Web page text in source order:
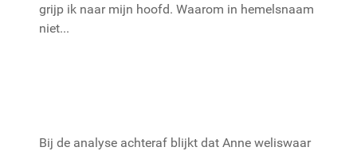
grijp ik naar mijn hoofd. Waarom in hemelsnaam
niet...
Bij de analyse achteraf blijkt dat Anne weliswaar